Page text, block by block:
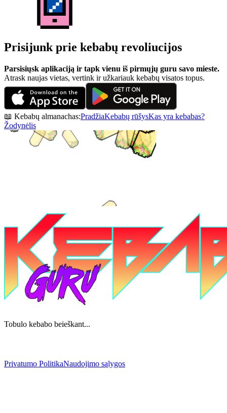
Prisijunk prie kebabų revoliucijos
Parsisiųsk aplikaciją ir tapk vienu iš pirmųjų guru savo mieste.
Atrask naujas vietas, vertink ir užkariauk kebabų visatos topus.
📖 Kebabų almanachas:PradžiaKebabų rūšysKas yra kebabas?
Žodynėlis
Tobulo kebabo beieškant...
Privatumo PolitikaNaudojimo sąlygos